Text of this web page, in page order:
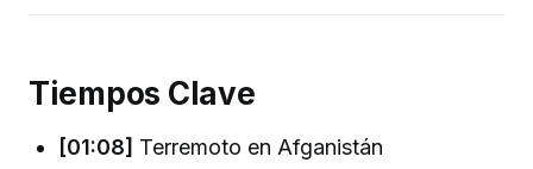
Tiempos Clave
[01:08] Terremoto en Afganistán